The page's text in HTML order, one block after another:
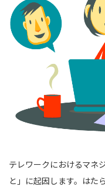
テレワークにおけるマネ
と」に起因します。はた